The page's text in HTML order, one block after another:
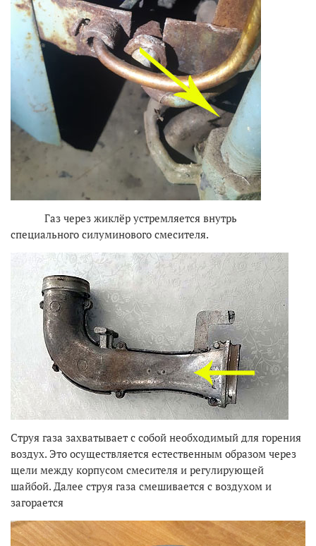
Газ через жиклёр устремляется внутрь
специального силуминового смесителя.
Струя газа захватывает с собой необходимый для горения
воздух. Это осуществляется естественным образом через
щели между корпусом смесителя и регулирующей
шайбой. Далее струя газа смешивается с воздухом и
загорается